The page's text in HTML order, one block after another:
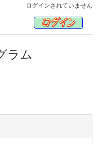
ログインされていません
ラム